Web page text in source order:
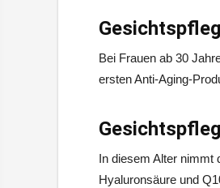
Bei Frauen ab 30
ersten Anti-Aging-
In diesem Alter nimmt
Hyaluronsäure und